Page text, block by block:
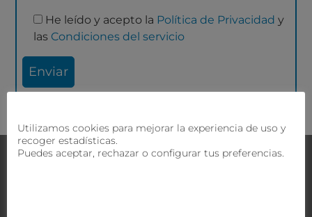
He leído y acepto la Política de Privacidad y
las Condiciones del servicio
Contacta con nosotros
Utilizamos cookies para mejorar la experiencia de uso y
recoger estadísticas.
Puedes aceptar, rechazar o configurar tus preferencias.